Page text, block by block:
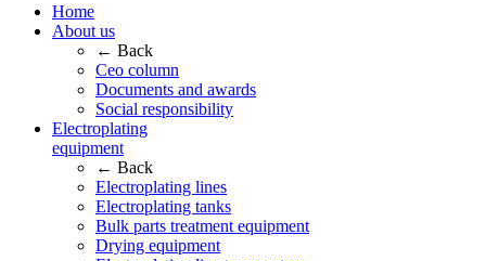
Home
About us
← Back
Ceo column
Documents and awards
Social responsibility
Electroplating
equipment
← Back
Electroplating lines
Electroplating tanks
Bulk parts treatment equipment
Drying equipment